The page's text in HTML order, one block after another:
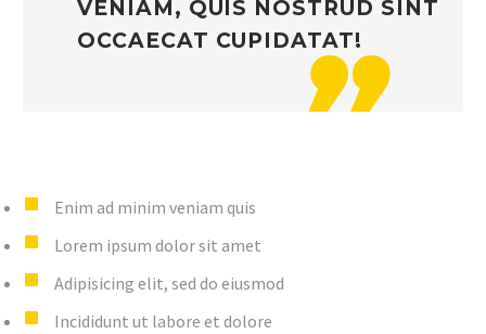
VENIAM, QUIS NOSTRUD SINT
OCCAECAT CUPIDATAT!
Enim ad minim veniam quis
Lorem ipsum dolor sit amet
Adipisicing elit, sed do eiusmod
Incididunt ut labore et dolore